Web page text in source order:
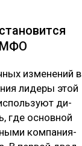
МФО
из­ме­не­ний в
ли­де­ры этой
ди­
где ос­нов­ной
ком­па­ния­